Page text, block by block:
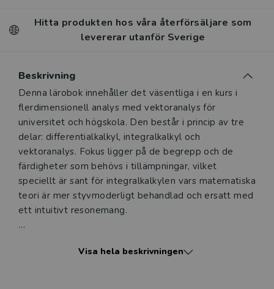
Hitta produkten hos våra återförsäljare som
levererar utanför Sverige
Beskrivning
Beskrivning
Denna lärobok innehåller det väsentliga i en kurs i
flerdimensionell analys med vektoranalys för
universitet och högskola. Den består i princip av tre
delar: differentialkalkyl, integralkalkyl och
vektoranalys. Fokus ligger på de begrepp och de
färdigheter som behövs i tillämpningar, vilket
speciellt är sant för integralkalkylen vars matematiska
teori är mer styvmoderligt behandlad och ersatt med
ett intuitivt resonemang.
grundläggande satserna, Gauss, Greens och Stokes
Visa hela beskrivningen